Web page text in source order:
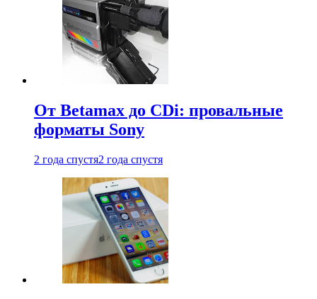
От Betamax до CDi: провальные
форматы Sony
2 года спустя2 года спустя